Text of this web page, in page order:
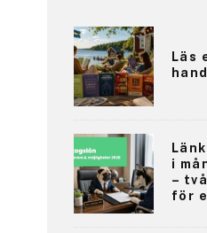
Läs
i
–
för